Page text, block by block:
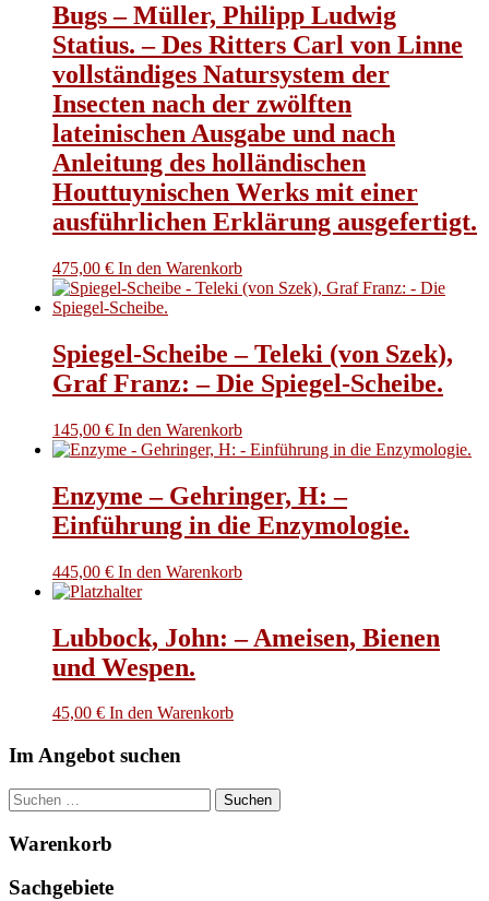
Bugs – Müller, Philipp Ludwig
Statius. – Des Ritters Carl von Linne
vollständiges Natursystem der
Insecten nach der zwölften
lateinischen Ausgabe und nach
Anleitung des holländischen
Houttuynischen Werks mit einer
ausführlichen Erklärung ausgefertigt.
475,00 € In den Warenkorb
Spiegel-Scheibe – Teleki (von Szek),
Graf Franz: – Die Spiegel-Scheibe.
145,00 € In den Warenkorb
Enzyme – Gehringer, H: –
Einführung in die Enzymologie.
445,00 € In den Warenkorb
Lubbock, John: – Ameisen, Bienen
und Wespen.
45,00 € In den Warenkorb
Im Angebot suchen
Suchen
nach:
Warenkorb
Sachgebiete